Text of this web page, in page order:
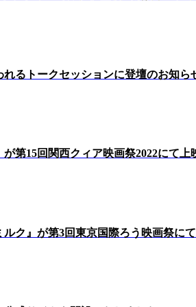
れるトークセッションに登壇のお知ら
が第15回関西クィア映画祭2022にて上
ク』が第3回東京国際ろう映画祭に